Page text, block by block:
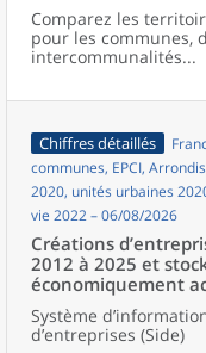
Comparez les
pour les communes,
intercommunalités...
Chiffres détaillés
communes, EPCI,
2020, unités urbaines
vie 2022 – 06/08/2026
Créations
2012 à 2025 et
économiquement
Système
d’entreprises (Side)